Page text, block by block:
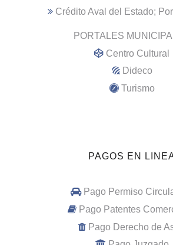
Crédito Aval del Estado;
PORTALES
Centro Cultural
Dideco
Turismo
PAGOS EN
Pago Permiso
Pago Patentes
Pago Derecho de